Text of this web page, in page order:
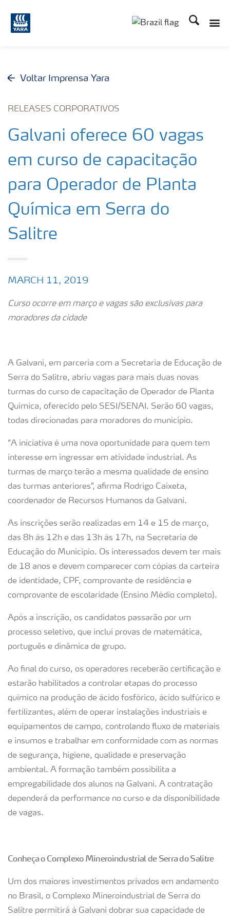
Busca
Voltar Imprensa Yara
RELEASES CORPORATIVOS
Galvani oferece 60 vagas
em curso de capacitação
para Operador de Planta
Química em Serra do
Salitre
MARCH 11, 2019
Curso ocorre em março e vagas são exclusivas para
moradores da cidade
A Galvani, em parceria com a Secretaria de Educação de
Serra do Salitre, abriu vagas para mais duas novas
turmas do curso de capacitação de Operador de Planta
Química, oferecido pelo SESI/SENAI. Serão 60 vagas,
todas direcionadas para moradores do município.
“A iniciativa é uma nova oportunidade para quem tem
interesse em ingressar em atividade industrial. As
turmas de março terão a mesma qualidade de ensino
das turmas anteriores”, afirma Rodrigo Caixeta,
coordenador de Recursos Humanos da Galvani.
As inscrições serão realizadas em 14 e 15 de março,
das 8h às 12h e das 13h às 17h, na Secretaria de
Educação do Município. Os interessados devem ter mais
de 18 anos e devem comparecer com cópias da carteira
de identidade, CPF, comprovante de residência e
comprovante de escolaridade (Ensino Médio completo).
Após a inscrição, os candidatos passarão por um
processo seletivo, que inclui provas de matemática,
português e dinâmica de grupo.
Ao final do curso, os operadores receberão certificação e
estarão habilitados a controlar etapas do processo
químico na produção de ácido fosfórico, ácido sulfúrico e
fertilizantes, além de operar instalações industriais e
equipamentos de campo, controlando fluxo de materiais
e insumos e trabalhar em conformidade com as normas
de segurança, higiene, qualidade e preservação
ambiental. A formação também possibilita a
empregabilidade dos alunos na Galvani. A contratação
dependerá da performance no curso e da disponibilidade
de vagas.
Conheça o Complexo Mineroindustrial de Serra do Salitre
Um dos maiores investimentos privados em andamento
no Brasil, o Complexo Mineroindustrial de Serra do
Salitre permitirá à Galvani dobrar sua capacidade de